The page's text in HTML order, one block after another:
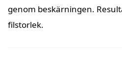
genom beskärningen.
filstorlek.